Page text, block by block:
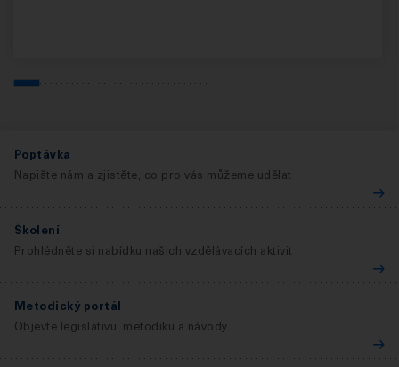
Poptávka
Napište nám a zjistěte, co pro vás můžeme udělat
Školení
Prohlédněte si nabídku našich vzdělávacích aktivit
Metodický portál
Objevte legislativu, metodiku a návody